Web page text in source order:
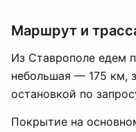
Маршрут и
Из Ставрополе едем
небольшая — 175 км,
остановкой по
Покрытие на